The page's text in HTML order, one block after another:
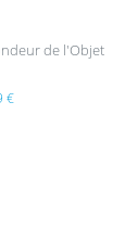
de l'Objet
€